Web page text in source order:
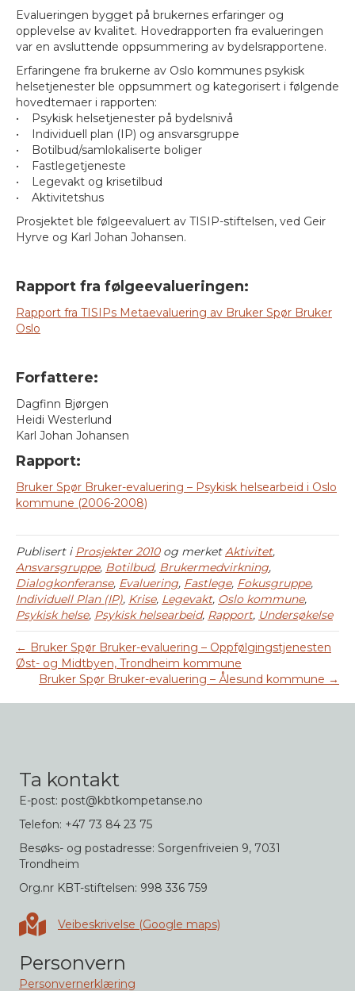
Evalueringen bygget på brukernes erfaringer og
opplevelse av kvalitet. Hovedrapporten fra evalueringen
var en avsluttende oppsummering av bydelsrapportene.
Erfaringene fra brukerne av Oslo kommunes psykisk
helsetjenester ble oppsummert og kategorisert i følgende
hovedtemaer i rapporten:
• Psykisk helsetjenester på bydelsnivå
• Individuell plan (IP) og ansvarsgruppe
• Botilbud/samlokaliserte boliger
• Fastlegetjeneste
• Legevakt og krisetilbud
• Aktivitetshus
Prosjektet ble følgeevaluert av TISIP-stiftelsen, ved Geir
Hyrve og Karl Johan Johansen.
Rapport fra følgeevalueringen:
Rapport fra TISIPs Metaevaluering av Bruker Spør Bruker
Oslo
Forfattere:
Dagfinn Bjørgen
Heidi Westerlund
Karl Johan Johansen
Rapport:
Bruker Spør Bruker-evaluering – Psykisk helsearbeid i Oslo
kommune (2006-2008)
Publisert i Prosjekter 2010og merketAktivitet,
Ansvarsgruppe, Botilbud, Brukermedvirkning,
Dialogkonferanse, Evaluering, Fastlege, Fokusgruppe,
Individuell Plan (IP), Krise, Legevakt, Oslo kommune,
Psykisk helse, Psykisk helsearbeid, Rapport, Undersøkelse
← Bruker Spør Bruker-evaluering – Oppfølgingstjenesten
Øst- og Midtbyen, Trondheim kommune
Bruker Spør Bruker-evaluering – Ålesund kommune →
Ta kontakt
E-post: post@kbtkompetanse.no
Telefon: +47 73 84 23 75
Besøks- og postadresse: Sorgenfriveien 9, 7031
Trondheim
Org.nr KBT-stiftelsen: 998 336 759
Veibeskrivelse i Google maps
Veibeskrivelse (Google maps)
Personvern
Personvernerklæring